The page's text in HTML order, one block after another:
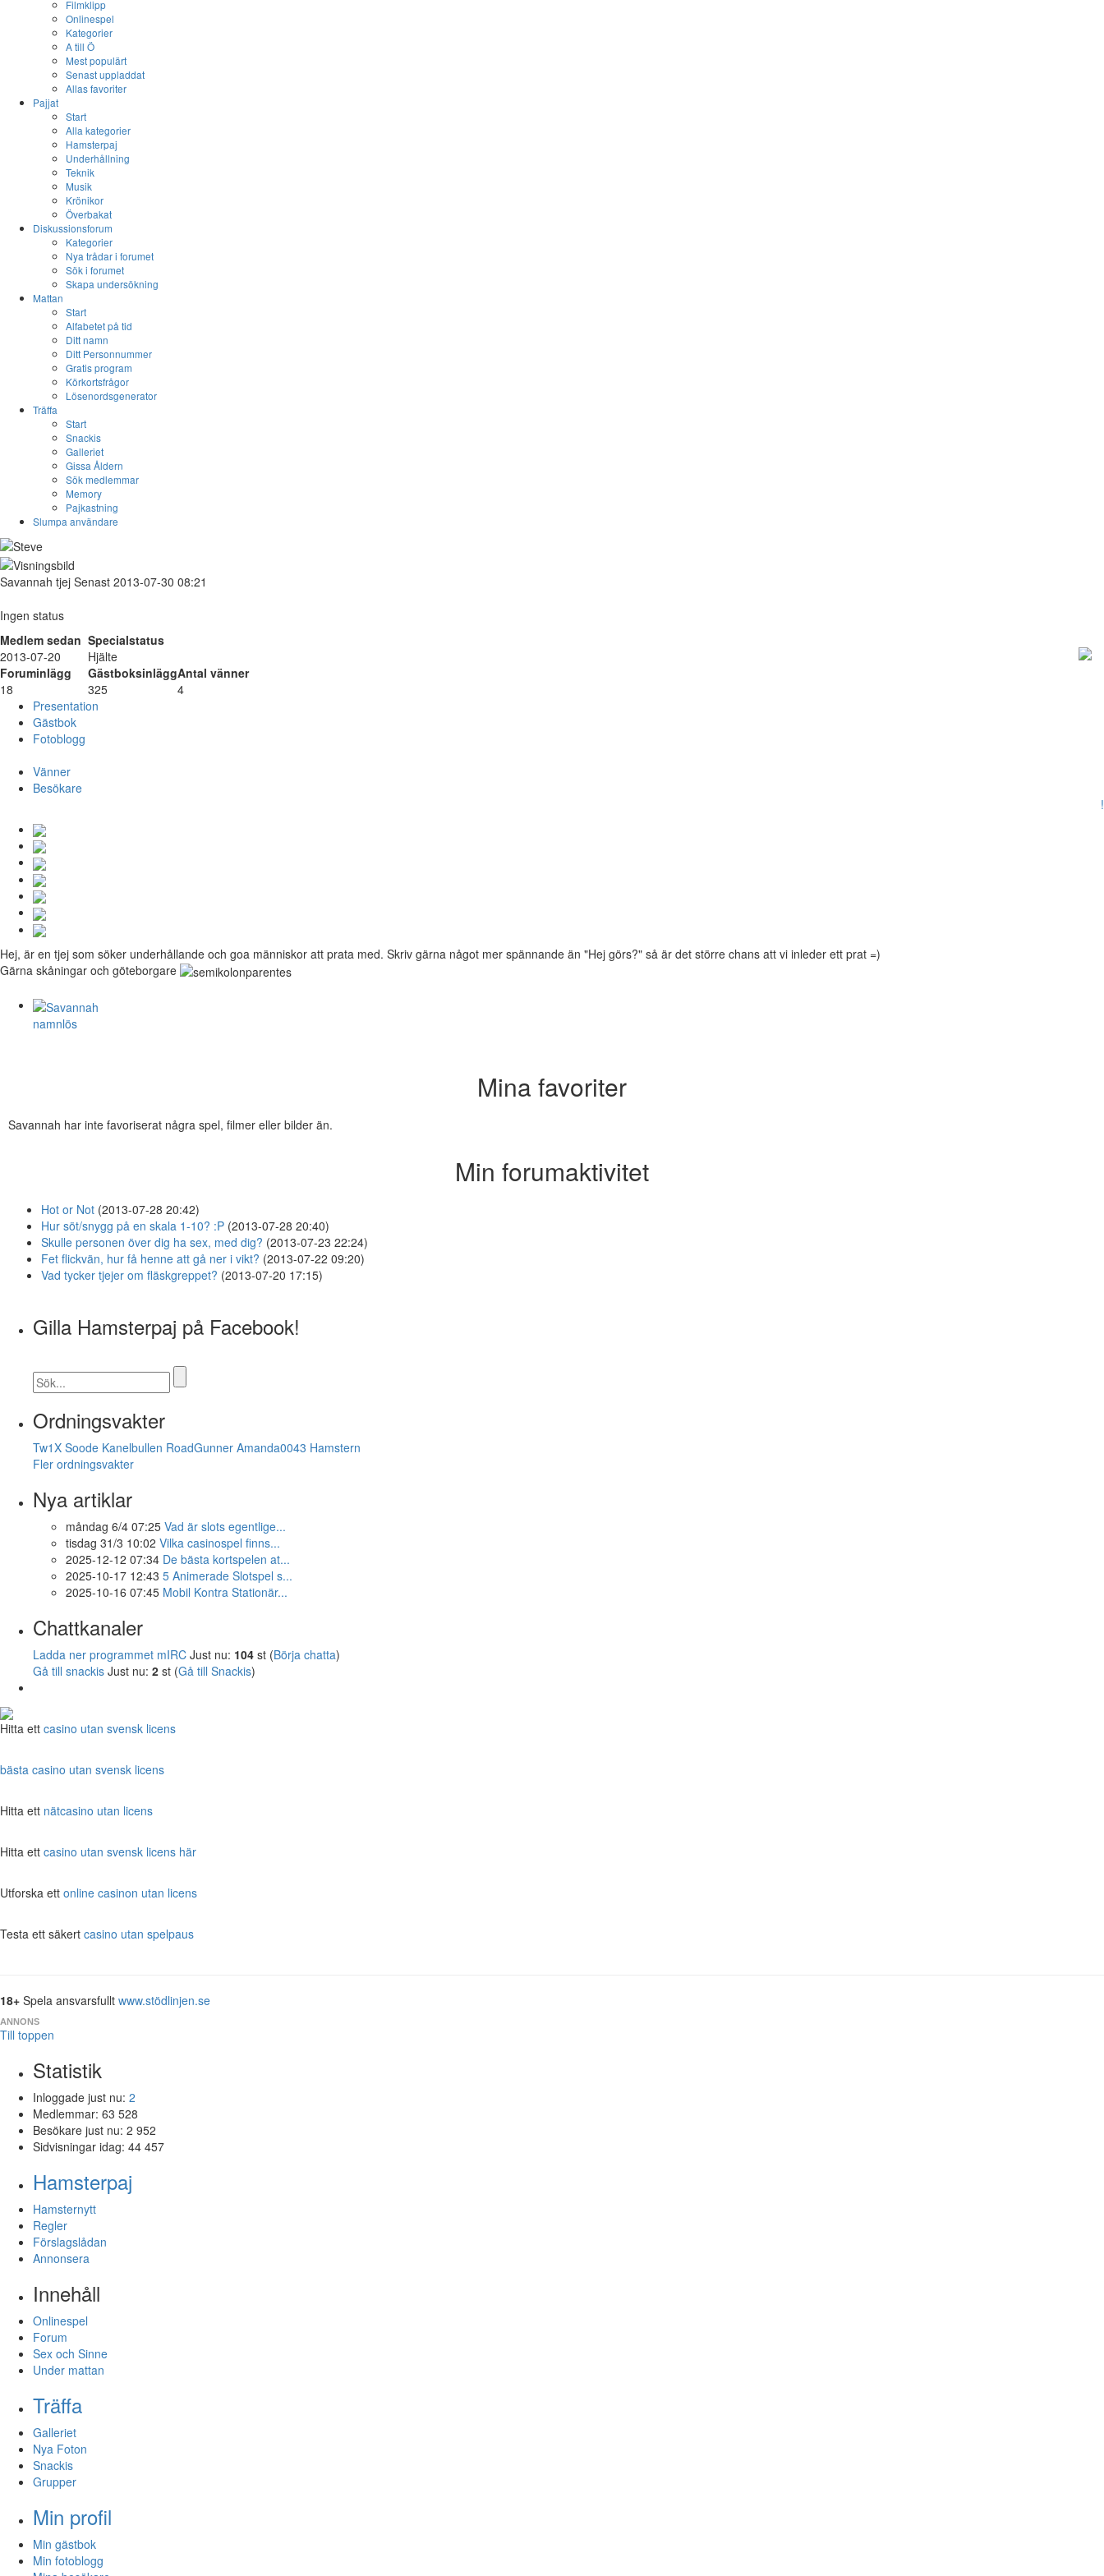
Filmklipp
Onlinespel
Kategorier
A till Ö
Mest populärt
Senast uppladdat
Allas favoriter
Pajjat
Start
Alla kategorier
Hamsterpaj
Underhållning
Teknik
Musik
Krönikor
Överbakat
Diskussionsforum
Kategorier
Nya trådar i forumet
Sök i forumet
Skapa undersökning
Mattan
Start
Alfabetet på tid
Ditt namn
Ditt Personnummer
Gratis program
Körkortsfrågor
Lösenordsgenerator
Träffa
Start
Snackis
Galleriet
Gissa Åldern
Sök medlemmar
Memory
Pajkastning
Slumpa användare
Savannah tjej Senast 2013-07-30 08:21
Ingen status
Medlem sedan Specialstatus
2013-07-20
Hjälte
Foruminlägg
GästboksinläggAntal vänner
18
325
4
Presentation
Gästbok
Fotoblogg
Vänner
Besökare
!
Hej, är en tjej som söker underhållande och goa människor att prata med. Skriv gärna något mer spännande än "Hej görs?" så är det större chans att vi inleder ett prat =)
Gärna skåningar och göteborgare
namnlös
Mina favoriter
Savannah har inte favoriserat några spel, filmer eller bilder än.
Min forumaktivitet
Hot or Not (2013-07-28 20:42)
Hur söt/snygg på en skala 1-10? :P (2013-07-28 20:40)
Skulle personen över dig ha sex, med dig? (2013-07-23 22:24)
Fet flickvän, hur få henne att gå ner i vikt? (2013-07-22 09:20)
Vad tycker tjejer om fläskgreppet? (2013-07-20 17:15)
Gilla Hamsterpaj på Facebook!
Ordningsvakter
Tw1X Soode Kanelbullen RoadGunner Amanda0043 Hamstern
Fler ordningsvakter
Nya artiklar
måndag 6/4 07:25 Vad är slots egentlige...
tisdag 31/3 10:02 Vilka casinospel finns...
2025-12-12 07:34 De bästa kortspelen at...
2025-10-17 12:43 5 Animerade Slotspel s...
2025-10-16 07:45 Mobil Kontra Stationär...
Chattkanaler
Ladda ner programmet mIRC Just nu: 104 st (Börja chatta)
Gå till snackis Just nu: 2 st (Gå till Snackis)
Hitta ett casino utan svensk licens
bästa casino utan svensk licens
Hitta ett nätcasino utan licens
Hitta ett casino utan svensk licens här
Utforska ett online casinon utan licens
Testa ett säkert casino utan spelpaus
18+ Spela ansvarsfullt www.stödlinjen.se
ANNONS
Till toppen
Statistik
Inloggade just nu: 2
Medlemmar: 63 528
Besökare just nu: 2 952
Sidvisningar idag: 44 457
Hamsterpaj
Hamsternytt
Regler
Förslagslådan
Annonsera
Innehåll
Onlinespel
Forum
Sex och Sinne
Under mattan
Träffa
Galleriet
Nya Foton
Snackis
Grupper
Min profil
Min gästbok
Min fotoblogg